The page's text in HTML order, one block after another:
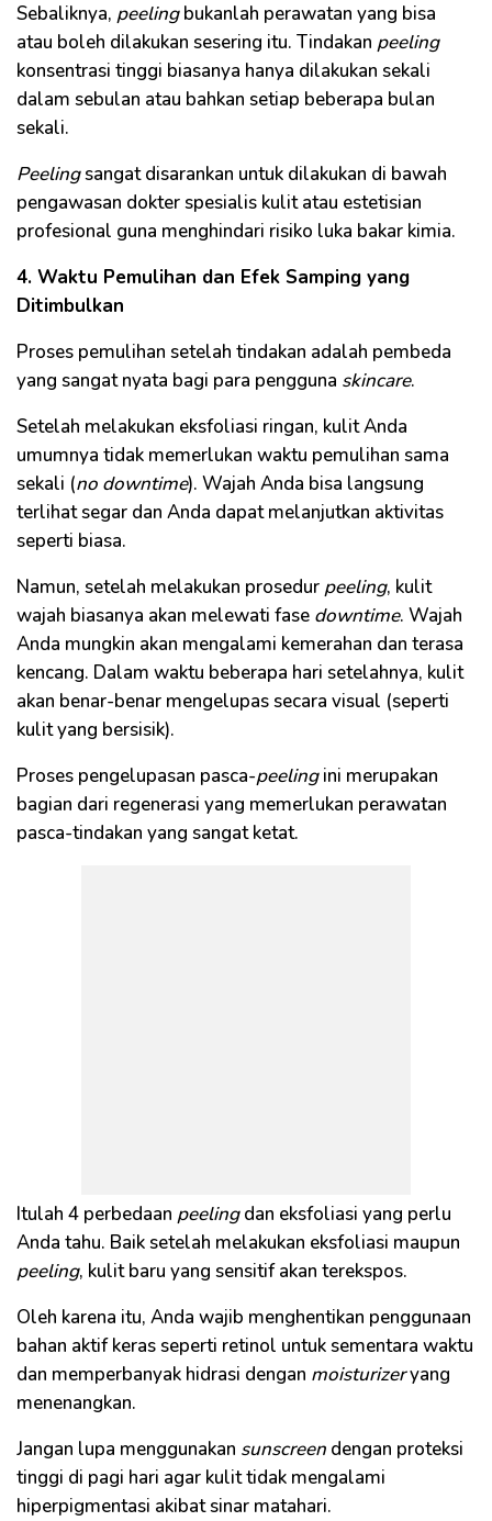
Sebaliknya, peelingbukanlah perawatan yang bisa
atau boleh dilakukan sesering itu. Tindakan peeling
konsentrasi tinggi biasanya hanya dilakukan sekali
dalam sebulan atau bahkan setiap beberapa bulan
sekali.
Peelingsangat disarankan untuk dilakukan di bawah
pengawasan dokter spesialis kulit atau estetisian
profesional guna menghindari risiko luka bakar kimia.
4. Waktu Pemulihan dan Efek Samping yang
Ditimbulkan
Proses pemulihan setelah tindakan adalah pembeda
yang sangat nyata bagi para pengguna skincare.
Setelah melakukan eksfoliasi ringan, kulit Anda
umumnya tidak memerlukan waktu pemulihan sama
sekali (no downtime). Wajah Anda bisa langsung
terlihat segar dan Anda dapat melanjutkan aktivitas
seperti biasa.
Namun, setelah melakukan prosedur peeling, kulit
wajah biasanya akan melewati fase downtime. Wajah
Anda mungkin akan mengalami kemerahan dan terasa
kencang. Dalam waktu beberapa hari setelahnya, kulit
akan benar-benar mengelupas secara visual (seperti
kulit yang bersisik).
Proses pengelupasan pasca-peelingini merupakan
bagian dari regenerasi yang memerlukan perawatan
pasca-tindakan yang sangat ketat.
Itulah 4 perbedaan peelingdan eksfoliasi yang perlu
Anda tahu. Baik setelah melakukan eksfoliasi maupun
peeling, kulit baru yang sensitif akan terekspos.
Oleh karena itu, Anda wajib menghentikan penggunaan
bahan aktif keras seperti retinol untuk sementara waktu
dan memperbanyak hidrasi dengan moisturizeryang
menenangkan.
Jangan lupa menggunakan sunscreen dengan proteksi
tinggi di pagi hari agar kulit tidak mengalami
hiperpigmentasi akibat sinar matahari.